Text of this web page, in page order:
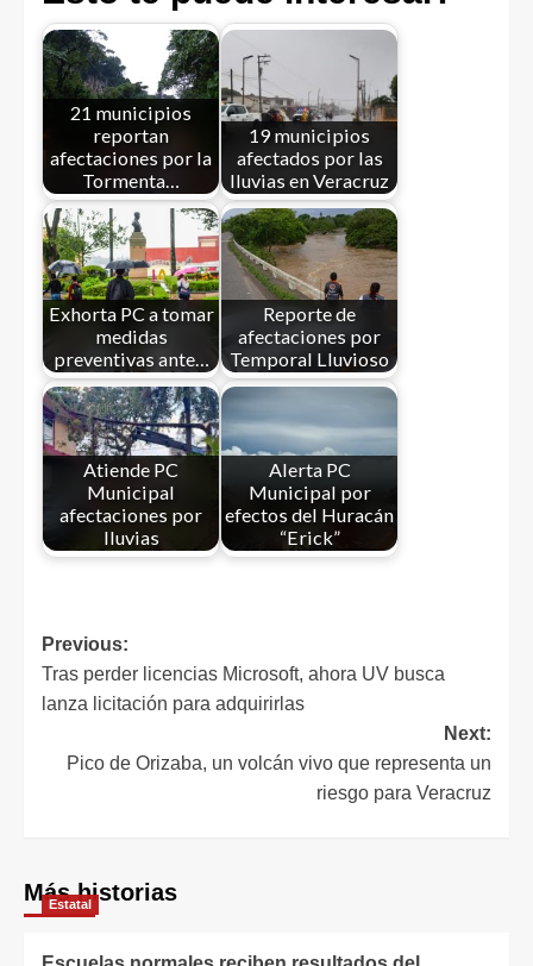
21 municipios
reportan
afectaciones por la
Tormenta…
19 municipios
afectados por las
lluvias en Veracruz
Exhorta PC a tomar
medidas
preventivas ante…
Reporte de
afectaciones por
Temporal Lluvioso
Atiende PC
Municipal
afectaciones por
lluvias
Alerta PC
Municipal por
efectos del Huracán
“Erick”
Previous:
Tras perder licencias Microsoft, ahora UV busca
lanza licitación para adquirirlas
Next:
Pico de Orizaba, un volcán vivo que representa un
riesgo para Veracruz
Más historias
Estatal